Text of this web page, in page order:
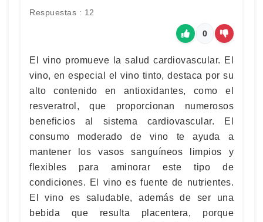
Respuestas : 12
0
El vino promueve la salud cardiovascular. El
vino, en especial el vino tinto, destaca por su
alto contenido en antioxidantes, como el
resveratrol, que proporcionan numerosos
beneficios al sistema cardiovascular. El
consumo moderado de vino te ayuda a
mantener los vasos sanguíneos limpios y
flexibles para aminorar este tipo de
condiciones. El vino es fuente de nutrientes.
El vino es saludable, además de ser una
bebida que resulta placentera, porque